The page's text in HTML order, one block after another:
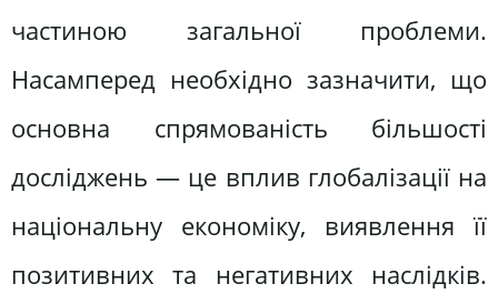
частиною загальної проблеми.
Насамперед необхідно зазначити, що
основна спрямованість більшості
досліджень — це вплив глобалізації на
національну економіку, виявлення її
позитивних та негативних наслідків.